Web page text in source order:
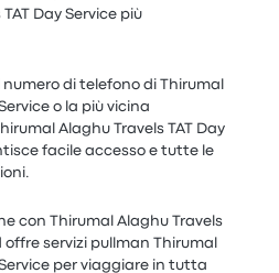
Day Service più
di telefono di Thirumal
o la più vicina
Alaghu Travels TAT Day
facile accesso e tutte le
con Thirumal Alaghu Travels
offre servizi pullman Thirumal
per viaggiare in tutta